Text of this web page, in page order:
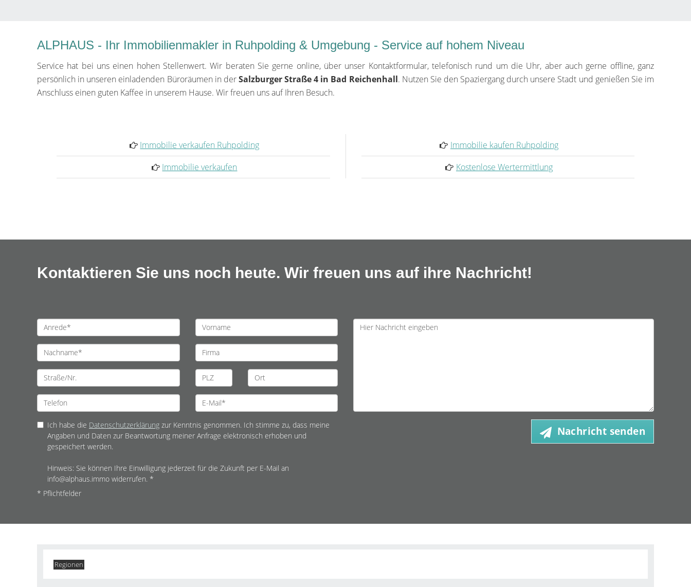
ALPHAUS - Ihr Immobilienmakler in Ruhpolding & Umgebung - Service auf hohem Niveau
Service hat bei uns einen hohen Stellenwert. Wir beraten Sie gerne online, über unser Kontaktformular, telefonisch rund um die Uhr, aber auch gerne offline, ganz
persönlich in unseren einladenden Büroräumen in derSalzburger Straße 4 in Bad Reichenhall. Nutzen Sie den Spaziergang durch unsere Stadt und genießen Sie im
Anschluss einen guten Kaffee in unserem Hause. Wir freuen uns auf Ihren Besuch.
Immobilie verkaufen Ruhpolding
Immobilie kaufen Ruhpolding
Immobilie verkaufen
Kostenlose Wertermittlung
Kontaktieren Sie uns noch heute. Wir freuen uns auf ihre Nachricht!
Ich habe die Datenschutzerklärung zur Kenntnis genommen. Ich stimme zu, dass meine
Angaben und Daten zur Beantwortung meiner Anfrage elektronisch erhoben und
gespeichert werden.
Hinweis: Sie können Ihre Einwilligung jederzeit für die Zukunft per E-Mail an
info@alphaus.immo widerrufen. *
* Pflichtfelder
Nachricht senden
Regionen